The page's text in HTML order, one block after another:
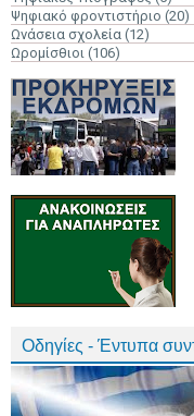
Ψηφιακό φροντιστήριο (20)
Ωνάσεια σχολεία (12)
Ωρομίσθιοι (106)
Οδηγίες - Έντυπα